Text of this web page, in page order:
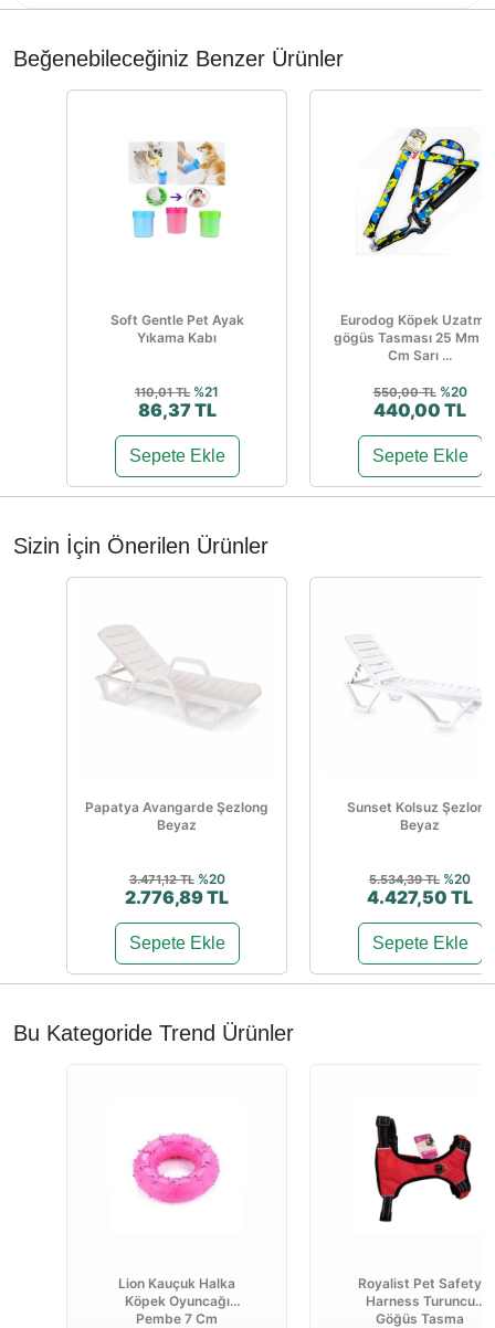
Beğenebileceğiniz Benzer Ürünler
Soft Gentle Pet Ayak
Yıkama Kabı
110,01 TL %21
86,37 TL
Sepete Ekle
Eurodog Köpek
gögüs Tasması 25 Mm
Cm Sarı ...
550,00 TL %20
440,00 TL
Sepete Ekle
Sizin İçin Önerilen Ürünler
Papatya Avangarde Şezlong
Beyaz
3.471,12 TL %20
2.776,89 TL
Sepete Ekle
Sunset Kolsuz Şezlong
Beyaz
5.534,39 TL %20
4.427,50 TL
Sepete Ekle
Bu Kategoride Trend Ürünler
Lion Kauçuk Halka
Köpek Oyuncağı
Pembe 7 Cm
Royalist Pet Safety
Harness Turuncu
Göğüs Tasma